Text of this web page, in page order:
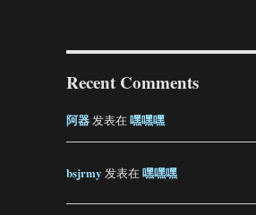
Recent Comments
阿器发表在嘿嘿嘿
bsjrmy 发表在嘿嘿嘿